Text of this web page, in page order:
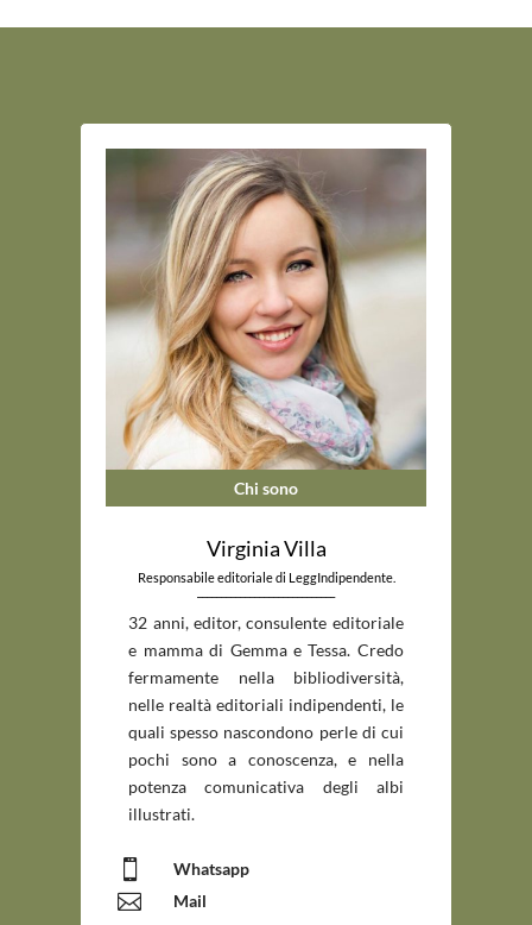
Chi sono
Virginia Villa
Responsabile editoriale di LeggIndipendente.
_____________________________
32 anni, editor, consulente editoriale
e mamma di Gemma e Tessa. Credo
fermamente nella bibliodiversità,
nelle realtà editoriali indipendenti, le
quali spesso nascondono perle di cui
pochi sono a conoscenza, e nella
potenza comunicativa degli albi
illustrati.
 Whatsapp
 Mail